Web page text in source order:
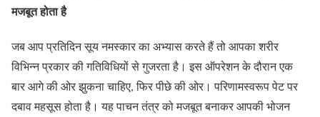
मजबूत होता है
जब आप प्रतिदिन सूय नमस्कार का अभ्यास करते हैं तो आपका शरीर
विभिन्न प्रकार की गतिविधियों से गुजरता है। इस ऑपरेशन के दौरान एक
बार आगे की ओर झुकना चाहिए, फिर पीछे की ओर। परिणामस्वरूप पेट पर
दबाव महसूस होता है। यह पाचन तंत्र को मजबूत बनाकर आपकी भोजन